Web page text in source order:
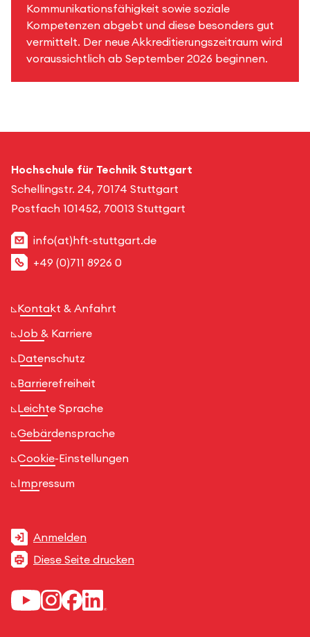
Kommunikationsfähigkeit sowie soziale
Kompetenzen abgebt und diese besonders gut
vermittelt. Der neue Akkreditierungszeitraum wird
voraussichtlich ab September 2026 beginnen.
Hochschule für Technik Stuttgart
Schellingstr. 24, 70174 Stuttgart
Postfach 101452, 70013 Stuttgart
info(at)hft-stuttgart.de
+49 (0)711 8926 0
Kontakt & Anfahrt
Job & Karriere
Datenschutz
Barrierefreiheit
Leichte Sprache
Gebärdensprache
Cookie-Einstellungen
Impressum
Anmelden
Diese Seite drucken